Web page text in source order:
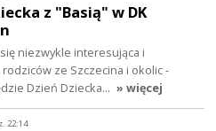
z "Basią" w DK
niezwykle interesująca i
ze Szczecina i okolic -
Dzień Dziecka… » więcej
22:14